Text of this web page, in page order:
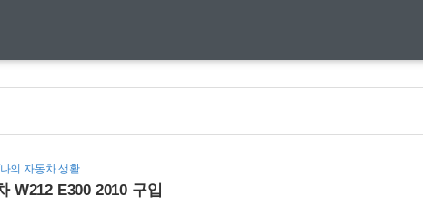
의 자동차 생활
W212 E300 2010 구입